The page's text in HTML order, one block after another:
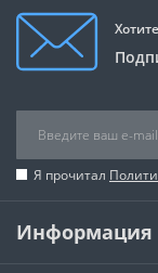
Я прочитал
Информация